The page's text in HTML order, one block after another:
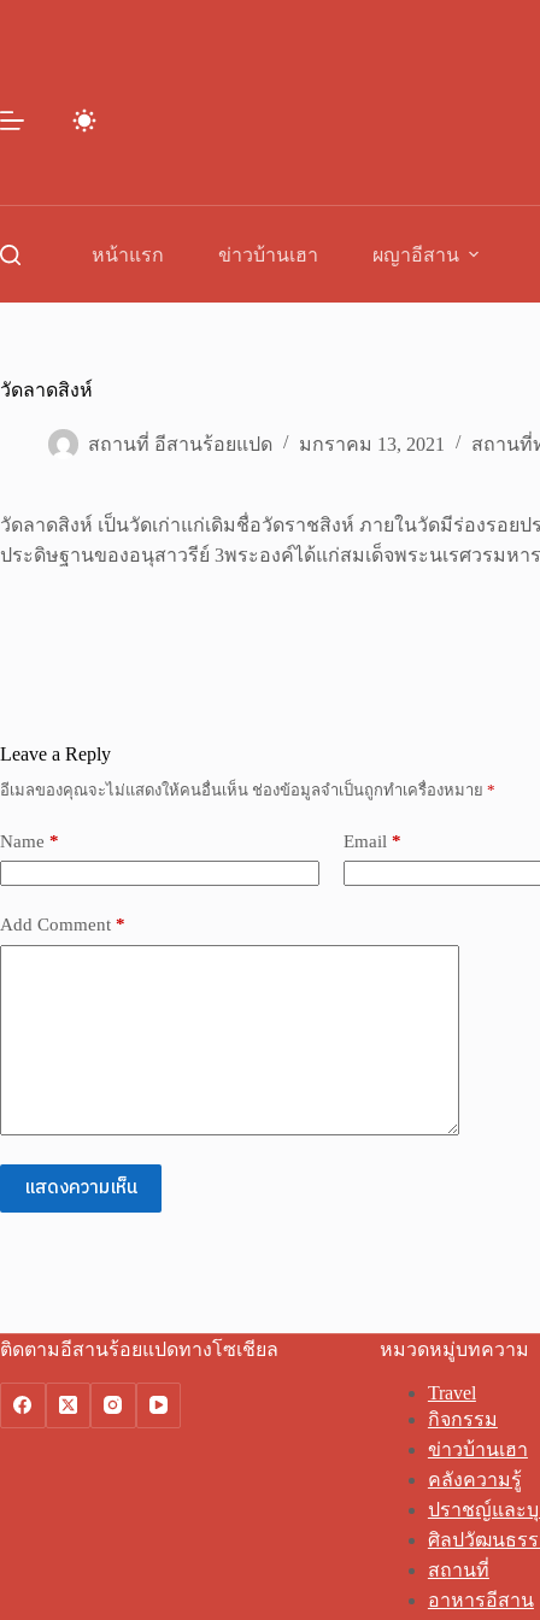
หน้าแรก ข่าวบ้านเฮา ผญาอีสาน
วัดลาดสิงห์
สถานที่ อีสานร้อยแปด มกราคม 13, 2021 สถานที่
วัดลาดสิงห์ เป็นวัดเก่าแก่เดิมชื่อวัดราชสิงห์ ภายในวัดมีร่องรอ
ประดิษฐานของอนุสาวรีย์ 3พระองค์ได้แก่สมเด็จพระนเรศวรม
Leave a Reply
อีเมลของคุณจะไม่แสดงให้คนอื่นเห็น ช่องข้อมูลจำเป็นถูกทำเครื่องหมาย *
Name * Email *
Add Comment *
แสดงความเห็น
ติดตามอีสานร้อยแปดทางโซเชียล หมวดหมู่บทความ
Travel
กิจกรรม
ข่าวบ้านเฮา
คลังความรู้
ปราชญ์และ
ศิลปวัฒนธร
สถานที่
อาหารอีสาน